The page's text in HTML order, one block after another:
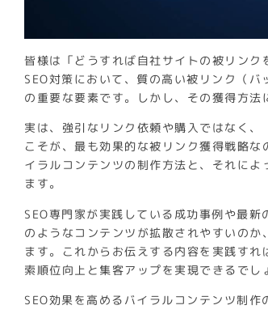
皆様は「どうすれば自社サイトの被リン
SEO対策において、質の高い被リンク（
の重要な要素です。しかし、その獲得方法
実は、強引なリンク依頼や購入ではなく
こそが、最も効果的な被リンク獲得戦略
イラルコンテンツの制作方法と、それに
ます。
SEO専門家が実践している成功事例や最
のようなコンテンツが拡散されやすいの
ます。これからお伝えする内容を実践す
索順位向上と集客アップを実現できるでし
SEO効果を高めるバイラルコンテンツ制作